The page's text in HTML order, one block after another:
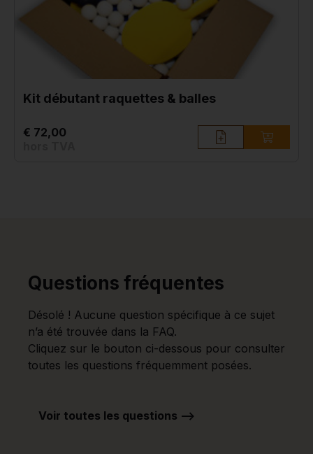
Kit débutant raquettes & balles
€ 72,00
Questions fréquentes
Désolé ! Aucune question spécifique à ce sujet
n’a été trouvée dans la FAQ.
Cliquez sur le bouton ci-dessous pour consulter
toutes les questions fréquemment posées.
Voir toutes les questions -->